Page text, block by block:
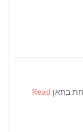
בחאן Read